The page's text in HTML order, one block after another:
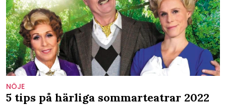
NÖJE
5 tips på härliga sommarteatrar 2022